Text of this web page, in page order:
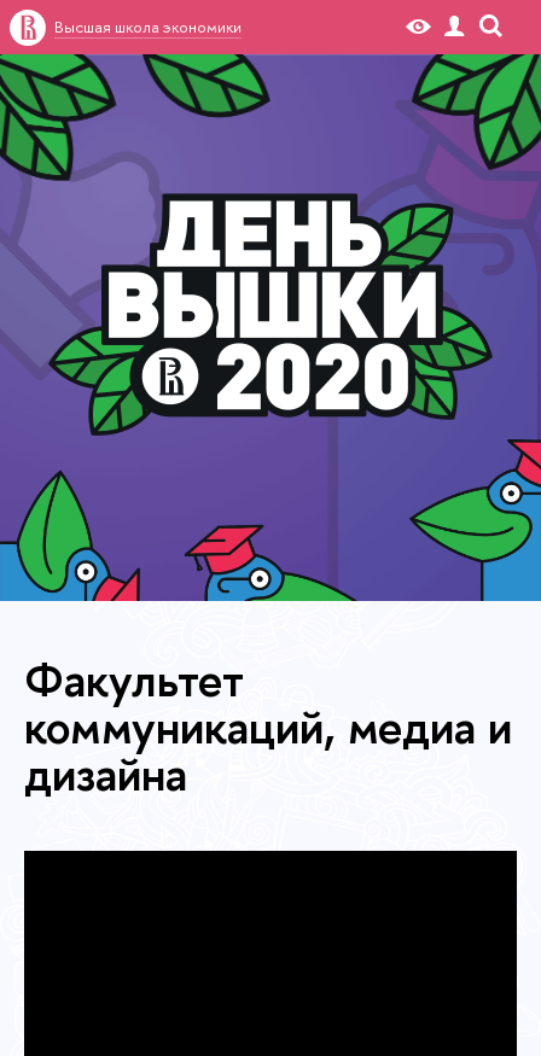
Высшая школа экономики
Факультет
коммуникаций, медиа и
дизайна